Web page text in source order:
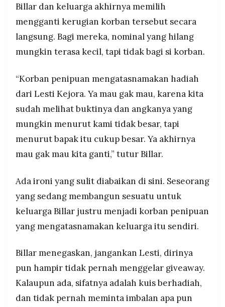
Billar dan keluarga akhirnya memilih
mengganti kerugian korban tersebut secara
langsung. Bagi mereka, nominal yang hilang
mungkin terasa kecil, tapi tidak bagi si korban.
“Korban penipuan mengatasnamakan hadiah
dari Lesti Kejora. Ya mau gak mau, karena kita
sudah melihat buktinya dan angkanya yang
mungkin menurut kami tidak besar, tapi
menurut bapak itu cukup besar. Ya akhirnya
mau gak mau kita ganti,” tutur Billar.
Ada ironi yang sulit diabaikan di sini. Seseorang
yang sedang membangun sesuatu untuk
keluarga Billar justru menjadi korban penipuan
yang mengatasnamakan keluarga itu sendiri.
Billar menegaskan, jangankan Lesti, dirinya
pun hampir tidak pernah menggelar giveaway.
Kalaupun ada, sifatnya adalah kuis berhadiah,
dan tidak pernah meminta imbalan apa pun